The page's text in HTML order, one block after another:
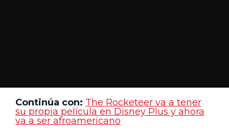
Continúa con: The Rocketeer va a tener
su propia película en Disney Plus y ahora
va a ser afroamericano